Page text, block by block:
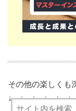
その他の楽しくも
↓ ↓ ↓ ↓ ↓